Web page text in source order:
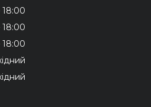
18:00
18:00
18:00